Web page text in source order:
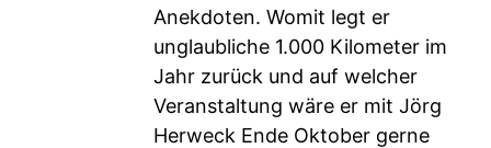
Anekdoten. Womit legt er
unglaubliche 1.000 Kilometer im
Jahr zurück und auf welcher
Veranstaltung wäre er mit Jörg
Herweck Ende Oktober gerne